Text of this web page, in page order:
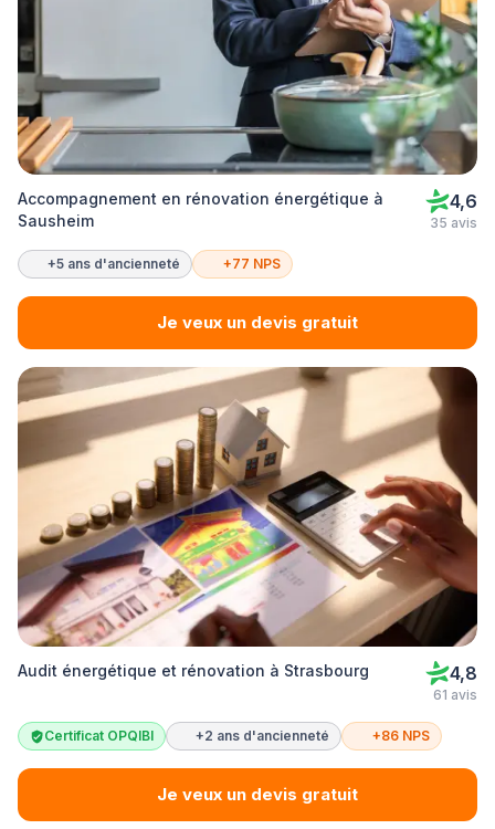
Accompagnement en rénovation énergétique à
Sausheim
4,6
35 avis
+5 ans d'ancienneté +77 NPS
Je veux un devis gratuit
Audit énergétique et rénovation à Strasbourg 4,8
61 avis
Certificat OPQIBI +2 ans d'ancienneté +86 NPS
Je veux un devis gratuit